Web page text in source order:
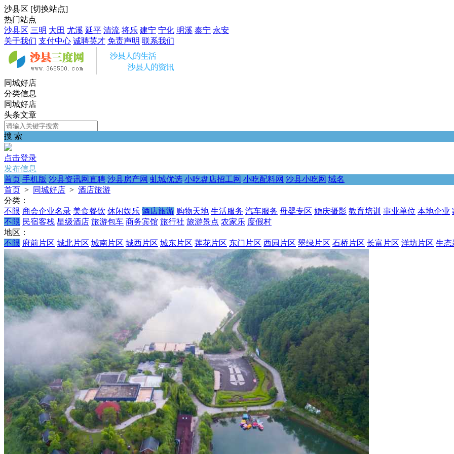
沙县区 [切换站点]
热门站点
沙县区 三明 大田 尤溪 延平 清流 将乐 建宁 宁化 明溪 泰宁 永安
关于我们 支付中心 诚聘英才 免责声明 联系我们
同城好店
分类信息
同城好店
头条文章
搜 索
点击登录
发布信息
首页 手机版 沙县资讯网直聘 沙县房产网 虬城优选 小吃盘店招工网 小吃配料网 沙县小吃网 域名
首页 > 同城好店 > 酒店旅游
分类：
不限 商会企业名录 美食餐饮 休闲娱乐 酒店旅游 购物天地 生活服务 汽车服务 母婴专区 婚庆摄影 教育培训 事业单位 本地企业
不限 民宿客栈 星级酒店 旅游包车 商务宾馆 旅行社 旅游景点 农家乐 度假村
地区：
不限 府前片区 城北片区 城南片区 城西片区 城东片区 莲花片区 东门片区 西园片区 翠绿片区 石桥片区 长富片区 洋坊片区 生态